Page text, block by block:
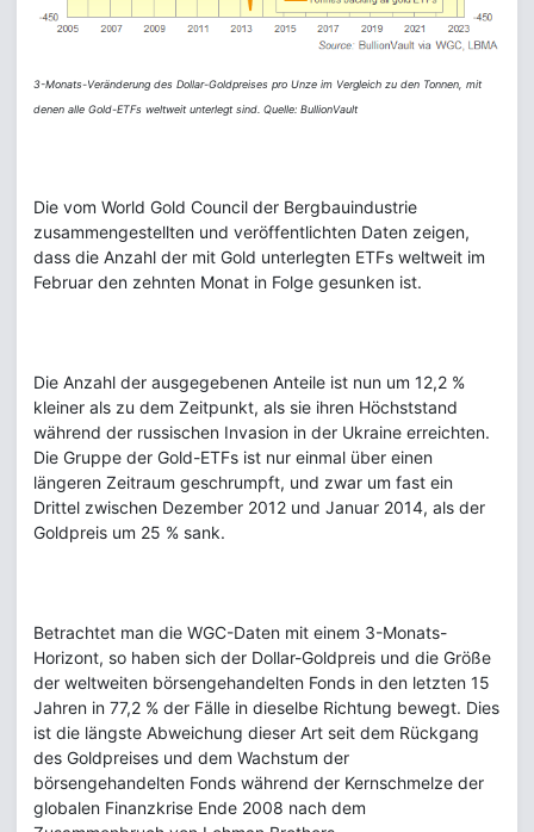
3-Monats-Veränderung des Dollar-Goldpreises pro Unze im Vergleich zu den Tonnen, mit
denen alle Gold-ETFs weltweit unterlegt sind. Quelle: BullionVault
Die vom World Gold Council der Bergbauindustrie
zusammengestellten und veröffentlichten Daten zeigen,
dass die Anzahl der mit Gold unterlegten ETFs weltweit im
Februar den zehnten Monat in Folge gesunken ist.
Die Anzahl der ausgegebenen Anteile ist nun um 12,2 %
kleiner als zu dem Zeitpunkt, als sie ihren Höchststand
während der russischen Invasion in der Ukraine erreichten.
Die Gruppe der Gold-ETFs ist nur einmal über einen
längeren Zeitraum geschrumpft, und zwar um fast ein
Drittel zwischen Dezember 2012 und Januar 2014, als der
Goldpreis um 25 % sank.
Betrachtet man die WGC-Daten mit einem 3-Monats-
Horizont, so haben sich der Dollar-Goldpreis und die Größe
der weltweiten börsengehandelten Fonds in den letzten 15
Jahren in 77,2 % der Fälle in dieselbe Richtung bewegt. Dies
ist die längste Abweichung dieser Art seit dem Rückgang
des Goldpreises und dem Wachstum der
börsengehandelten Fonds während der Kernschmelze der
globalen Finanzkrise Ende 2008 nach dem